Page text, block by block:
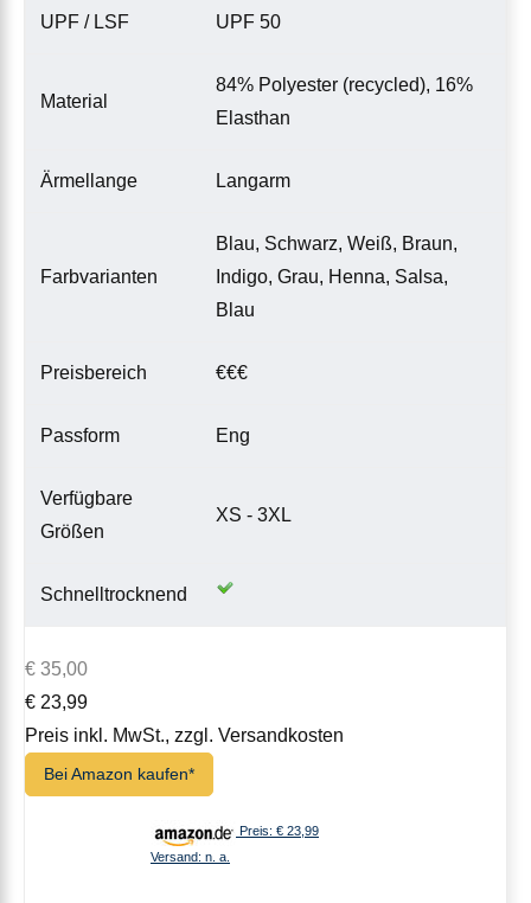
UPF / LSF UPF 50
Material
84% Polyester (recycled), 16%
Elasthan
Ärmellange Langarm
Farbvarianten
Blau, Schwarz, Weiß, Braun,
Indigo, Grau, Henna, Salsa,
Blau
Preisbereich €€€
Passform Eng
Verfügbare
Größen
XS - 3XL
Schnelltrocknend
€ 35,00
€ 23,99
Preis inkl. MwSt., zzgl. Versandkosten
Bei Amazon kaufen*
Preis: € 23,99
Versand: n. a.